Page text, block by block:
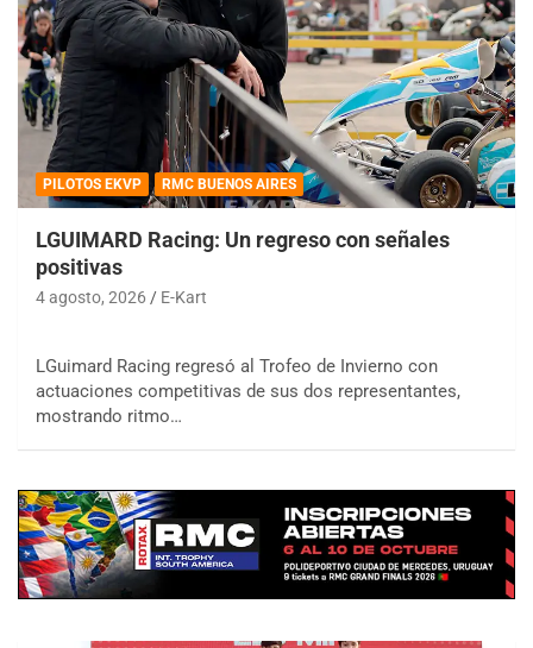
PILOTOS EKVP RMC BUENOS AIRES
LGUIMARD Racing: Un regreso con señales
positivas
4 agosto, 2026 E-Kart
LGuimard Racing regresó al Trofeo de Invierno con
actuaciones competitivas de sus dos representantes,
mostrando ritmo…